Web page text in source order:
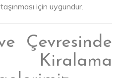
için uygundur.
Çevresinde
Kiralama